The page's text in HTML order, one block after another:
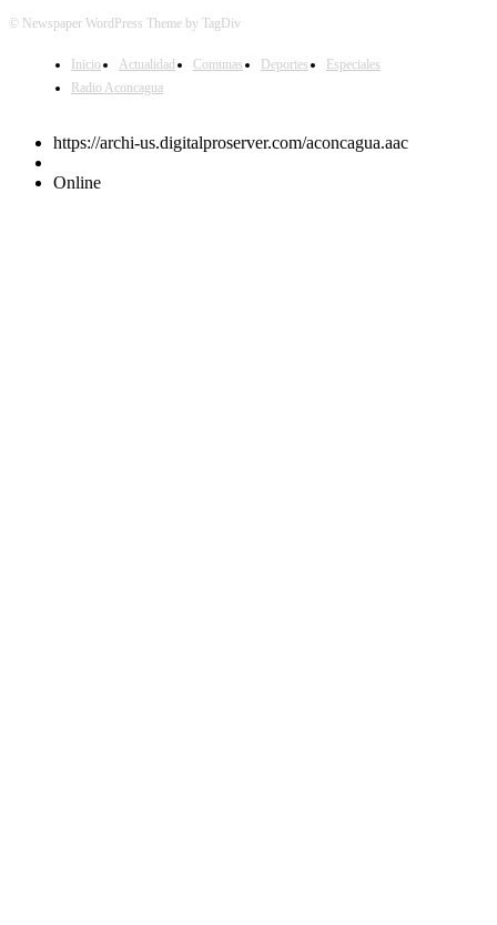
© Newspaper WordPress Theme by TagDiv
Inicio Actualidad Comunas Deportes
Especiales
Radio Aconcagua
https://archi-us.digitalproserver.com/aconcagua.aac
Online